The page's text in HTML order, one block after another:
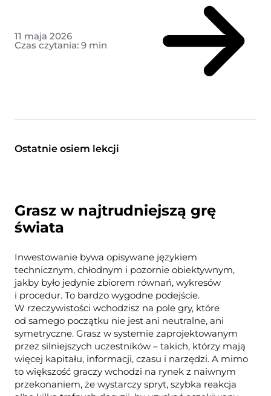
11 maja 2026
Czas czytania: 9 min
Ostatnie osiem lekcji
Grasz w najtrudniejszą grę
świata
Inwestowanie bywa opisywane językiem
technicznym, chłodnym i pozornie obiektywnym,
jakby było jedynie zbiorem równań, wykresów
i procedur. To bardzo wygodne podejście.
W rzeczywistości wchodzisz na pole gry, które
od samego początku nie jest ani neutralne, ani
symetryczne. Grasz w systemie zaprojektowanym
przez silniejszych uczestników – takich, którzy mają
więcej kapitału, informacji, czasu i narzędzi. A mimo
to większość graczy wchodzi na rynek z naiwnym
przekonaniem, że wystarczy spryt, szybka reakcja